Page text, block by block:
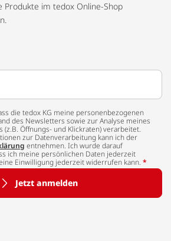
Produkte im tedox Online-Shop
die tedox KG meine personenbezogenen
des Newsletters sowie zur Analyse meines
(z.B. Öffnungs- und Klickraten) verarbeitet.
zur Datenverarbeitung kann ich der
entnehmen. Ich wurde darauf
ich meine persönlichen Daten jederzeit
Einwilligung jederzeit widerrufen kann. *
Jetzt anmelden